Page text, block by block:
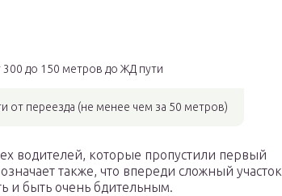
300 до 150 метров до ЖД пути
от переезда (не менее чем за 50 метров)
водителей, которые пропустили первый
также, что впереди сложный участок
и быть очень бдительным.